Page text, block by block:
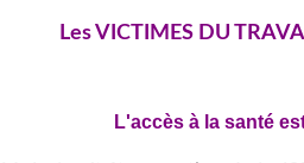
Les VICTIMES DU
L'accès à la santé